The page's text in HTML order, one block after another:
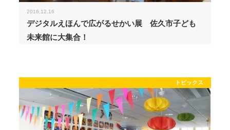
2016.12.16
デジタルえほんで広がるせかい展 佐久市子ども
未来館に大集合！
トピックス